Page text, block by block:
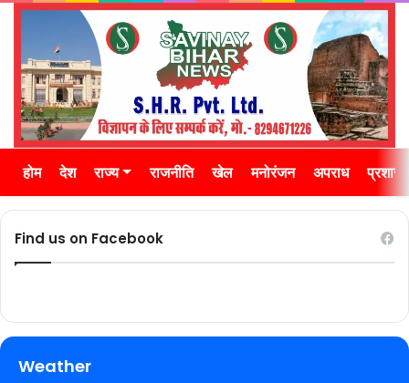
होम देश राज्य राजनीति खेल मनोरंजन अपराध
Find us on Facebook
Weather